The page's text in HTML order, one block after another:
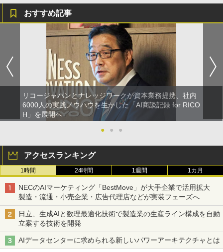
おすすめ記事
リコージャパンとナレッジワークが資本業務提携、社内
6000人の実践ノウハウを生かした「AI商談記録 for RICO
H」を展開へ
●
● ●
アクセスランキング
1時間 24時間 1週間 1カ月
NECのAIマーケティング「BestMove」が大手企業で活用拡大
製造・流通・小売企業・広告代理店などが実装フェーズへ
日立、生成AIと数理最適化技術で製造業の生産ライン構成を自動
立案する技術を開発
AIデータセンターに求められる新しいパワーアーキテクチャとは